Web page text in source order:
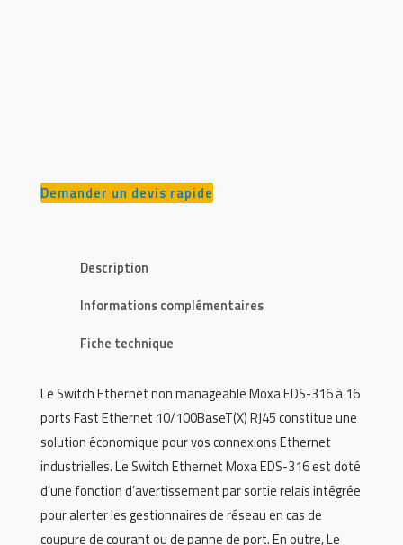
Demander un devis rapide
Description
Informations complémentaires
Fiche technique
Le Switch Ethernet non manageable Moxa EDS-316 à 16
ports Fast Ethernet 10/100BaseT(X) RJ45 constitue une
solution économique pour vos connexions Ethernet
industrielles. Le Switch Ethernet Moxa EDS-316 est doté
d’une fonction d’avertissement par sortie relais intégrée
pour alerter les gestionnaires de réseau en cas de
coupure de courant ou de panne de port. En outre, Le